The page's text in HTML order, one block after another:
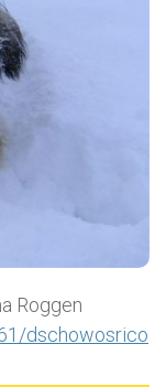
Roggen
dschowosrico